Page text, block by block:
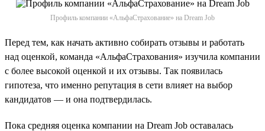
Профиль компании «АльфаСтрахование» на Dream Job
Перед тем, как начать активно собирать отзывы и работать
над оценкой, команда «АльфаСтрахования» изучила компании
с более высокой оценкой и их отзывы. Так появилась
гипотеза, что именно репутация в сети влияет на выбор
кандидатов — и она подтвердилась.
Пока средняя оценка компании на Dream Job оставалась